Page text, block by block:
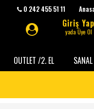
0 242 455 51 11
Giriş Yap
yada Üye Ol
OUTLET /2. EL